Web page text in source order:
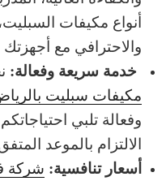
أنواع مكيفات
والاحترافي مع أجهزتك
خدمة سريعة وفعالة:
مكيفات سبليت
وفعالة تلبي
الالتزام بالموعد
أسعار تنافسية: شركة